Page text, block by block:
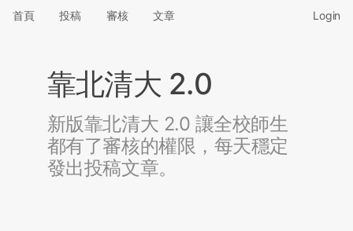
首頁 投稿 審核 文章 Login
靠北清大 2.0
新版靠北清大 2.0 讓全校師生
都有了審核的權限，每天穩定
發出投稿文章。